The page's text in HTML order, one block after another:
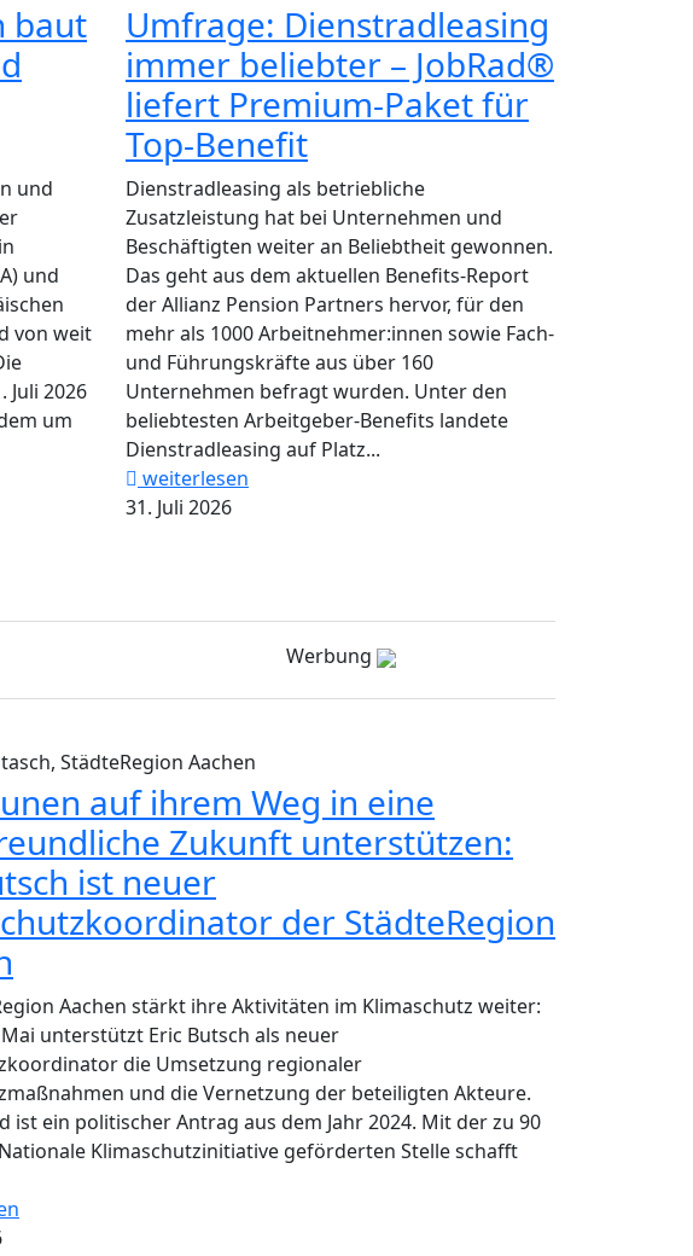
baut
und
und
von weit
2026
um
Umfrage: Dienstradleasing
immer beliebter – JobRad®
liefert Premium-Paket für
Top-Benefit
Dienstradleasing als betriebliche
Zusatzleistung hat bei Unternehmen und
Beschäftigten weiter an Beliebtheit gewonnen.
Das geht aus dem aktuellen Benefits-Report
der Allianz Pension Partners hervor, für den
mehr als 1000 Arbeitnehmer:innen sowie Fach-
und Führungskräfte aus über 160
Unternehmen befragt wurden. Unter den
beliebtesten Arbeitgeber-Benefits landete
Dienstradleasing auf Platz...
weiterlesen
31. Juli 2026
Werbung
StädteRegion Aachen
auf ihrem Weg in eine
Zukunft unterstützen:
ist neuer
der StädteRegion
Aachen stärkt ihre Aktivitäten im Klimaschutz weiter:
unterstützt Eric Butsch als neuer
die Umsetzung regionaler
und die Vernetzung der beteiligten Akteure.
ist ein politischer Antrag aus dem Jahr 2024. Mit der zu 90
Klimaschutzinitiative geförderten Stelle schafft